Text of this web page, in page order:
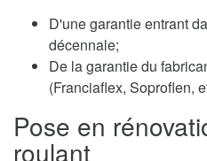
D'une garantie entrant
décennale;
De la garantie du
(Franciaflex, Soproflen,
Pose en
roulant